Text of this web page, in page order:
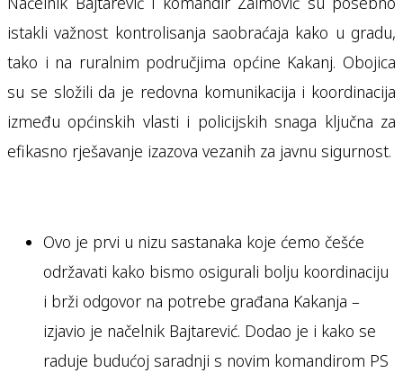
istakli važnost kontrolisanja saobraćaja kako u gradu,
tako i na ruralnim područjima općine Kakanj. Obojica
su se složili da je redovna komunikacija i koordinacija
između općinskih vlasti i policijskih snaga ključna za
efikasno rješavanje izazova vezanih za javnu sigurnost.
Ovo je prvi u nizu sastanaka koje ćemo češće
održavati kako bismo osigurali bolju koordinaciju
i brži odgovor na potrebe građana Kakanja –
izjavio je načelnik Bajtarević. Dodao je i kako se
raduje budućoj saradnji s novim komandirom PS